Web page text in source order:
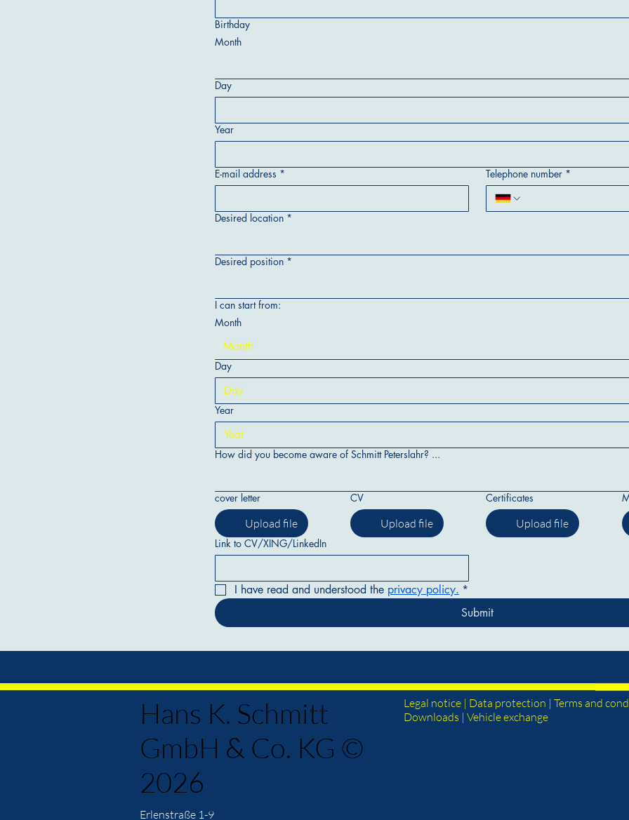
Birthday
Month
Day
Year
E-mail address * Telephone number *
Desired location *
Desired position *
I can start from:
Month
Month
Day
Year
How did you become aware of Schmitt Peterslahr? ...
cover letter
Upload file
CV
Upload file
Certificates
Upload file
Link to CV/XING/LinkedIn
I have read and understood the privacy policy. *
Submit
Hans K. Schmitt
GmbH & Co. KG ©
2026
Legal notice | Data protection | Terms and
Downloads | Vehicle exchange
Erlenstraße 1-9